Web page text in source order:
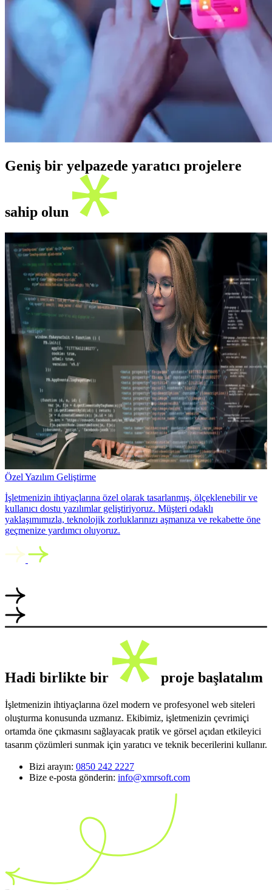
Geniş bir yelpazede yaratıcı projelere
sahip olun
Özel Yazılım Geliştirme
İşletmenizin ihtiyaçlarına özel olarak tasarlanmış, ölçeklenebilir ve
kullanıcı dostu yazılımlar geliştiriyoruz. Müşteri odaklı
yaklaşımımızla, teknolojik zorluklarınızı aşmanıza ve rekabette öne
geçmenize yardımcı oluyoruz.
Hadi birlikte bir proje başlatalım
İşletmenizin ihtiyaçlarına özel modern ve profesyonel web siteleri
oluşturma konusunda uzmanız. Ekibimiz, işletmenizin çevrimiçi
ortamda öne çıkmasını sağlayacak pratik ve görsel açıdan etkileyici
tasarım çözümleri sunmak için yaratıcı ve teknik becerilerini kullanır.
Bizi arayın: 0850 242 2227
Bize e-posta gönderin: info@xmrsoft.com